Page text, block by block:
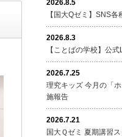
2026.8.5
【国大Qゼミ】SNS
2026.8.3
【ことばの学校】公
2026.7.25
理究キッズ 今月の「
施報告
2026.7.21
国大Ｑゼミ 夏期講習ス